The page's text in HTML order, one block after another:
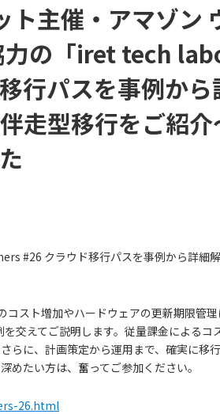
主催・アマゾン
力の「iret tech
パスを事例から
走型移行をご紹介
#26 クラウド移行パスを事例から詳細
スト増加やハードウェアの更新期限管理
交えてご説明します。従量課金によるコ
らに、計画策定から運用まで、確実に移
めたい方は、奮ってご参加ください。
26.html